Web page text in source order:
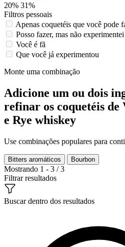
20% 31%
Filtros pessoais
Apenas coquetéis que você pode
Posso fazer, mas não experimentei
Você é fã
Que você já experimentou
Monte uma combinação
Adicione um ou dois
refinar os coquetéis
e Rye whiskey
Use combinações populares para
Bitters aromáticos Bourbon
Mostrando 1 - 3 / 3
Filtrar resultados
Buscar dentro dos resultados